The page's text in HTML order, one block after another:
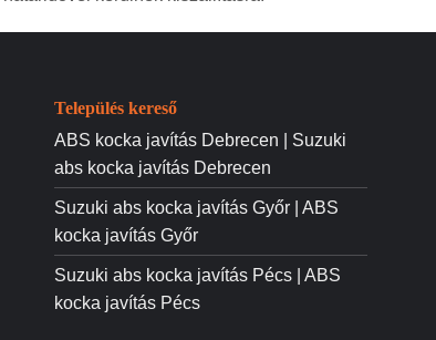
Település kereső
ABS kocka javítás Debrecen | Suzuki
abs kocka javítás Debrecen
Suzuki abs kocka javítás Győr | ABS
kocka javítás Győr
Suzuki abs kocka javítás Pécs | ABS
kocka javítás Pécs